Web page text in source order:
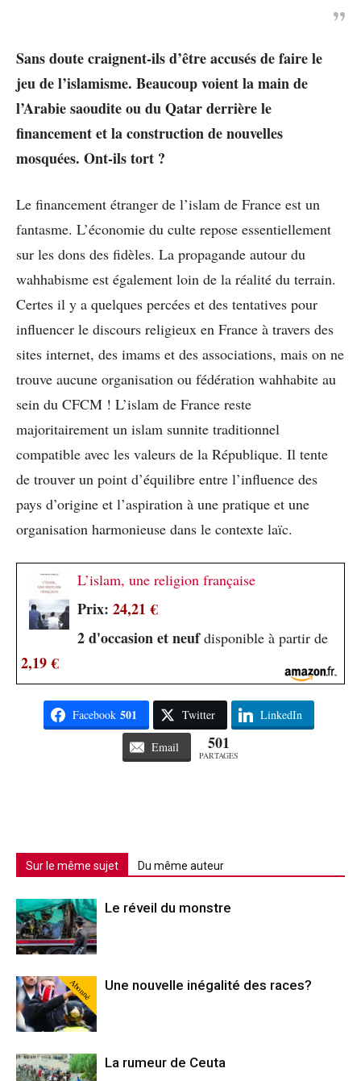
Sans doute craignent-ils d’être accusés de faire le
jeu de l’islamisme. Beaucoup voient la main de
l’Arabie saoudite ou du Qatar derrière le
financement et la construction de nouvelles
mosquées. Ont-ils tort ?
Le financement étranger de l’islam de France est un
fantasme. L’économie du culte repose essentiellement
sur les dons des fidèles. La propagande autour du
wahhabisme est également loin de la réalité du terrain.
Certes il y a quelques percées et des tentatives pour
influencer le discours religieux en France à travers des
sites internet, des imams et des associations, mais on ne
trouve aucune organisation ou fédération wahhabite au
sein du CFCM ! L’islam de France reste
majoritairement un islam sunnite traditionnel
compatible avec les valeurs de la République. Il tente
de trouver un point d’équilibre entre l’influence des
pays d’origine et l’aspiration à une pratique et une
organisation harmonieuse dans le contexte laïc.
L’islam, une religion française
Prix: 24,21 €
2 d'occasion et neufdisponible à partir de
2,19 €
Facebook 501 Twitter LinkedIn
Email 501
PARTAGES
Sur le même sujet Du même auteur
Le réveil du monstre
Abonné Une nouvelle inégalité des races?
La rumeur de Ceuta